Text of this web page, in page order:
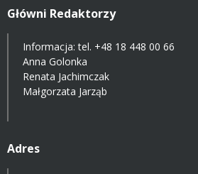
Główni Redaktorzy
Informacja: tel. +48 18 448 00 66
Anna Golonka
Renata Jachimczak
Małgorzata Jarząb
Adres